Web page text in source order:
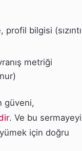
bilgisi (sızıntı
metriği
güveni,
. Ve bu sermayeyi
için doğru